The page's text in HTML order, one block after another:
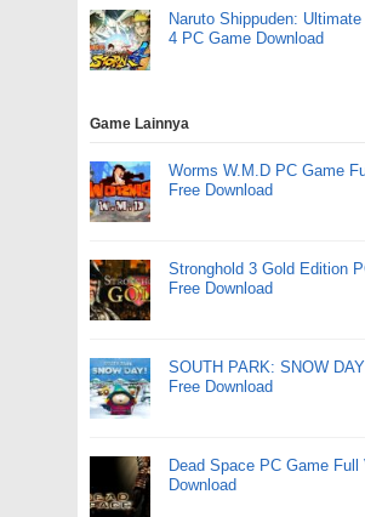
Naruto Shippuden:
4 PC Game Download
Game Lainnya
Worms W.M.D PC Game
Free Download
Stronghold 3 Gold Edition
Free Download
SOUTH PARK: SNOW
Free Download
Dead Space PC Game Full
Download